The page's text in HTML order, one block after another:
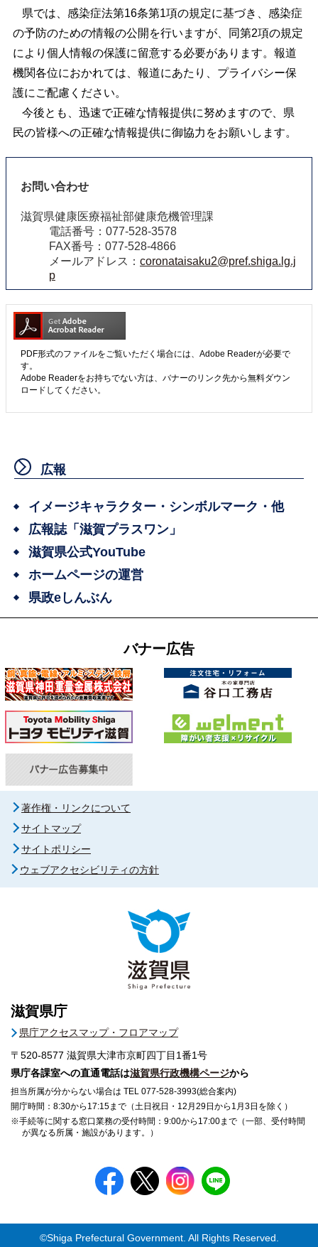
県では、感染症法第16条第1項の規定に基づき、感染症
の予防のための情報の公開を行いますが、同第2項の規定
により個人情報の保護に留意する必要があります。報道
機関各位におかれては、報道にあたり、プライバシー保
護にご配慮ください。
今後とも、迅速で正確な情報提供に努めますので、県
民の皆様への正確な情報提供に御協力をお願いします。
お問い合わせ
滋賀県健康医療福祉部健康危機管理課
電話番号：077-528-3578
FAX番号：077-528-4866
メールアドレス： coronataisaku2@pref.shiga.lg.j
p
PDF形式のファイルをご覧いただく場合には、Adobe Readerが必要で
す。
Adobe Readerをお持ちでない方は、バナーのリンク先から無料ダウン
ロードしてください。
広報
イメージキャラクター・シンボルマーク・他
広報誌「滋賀プラスワン」
滋賀県公式YouTube
ホームページの運営
県政eしんぶん
バナー広告
著作権・リンクについて
サイトマップ
サイトポリシー
ウェブアクセシビリティの方針
滋賀県庁
県庁アクセスマップ・フロアマップ
〒520-8577 滋賀県大津市京町四丁目1番1号
県庁各課室への直通電話は滋賀県行政機構ページから
担当所属が分からない場合は TEL 077-528-3993(総合案内)
開庁時間：8:30から17:15まで（土日祝日・12月29日から1月3日を除く）
※手続等に関する窓口業務の受付時間：9:00から17:00まで（一部、受付時間
が異なる所属・施設があります。）
©Shiga Prefectural Government. All Rights Reserved.